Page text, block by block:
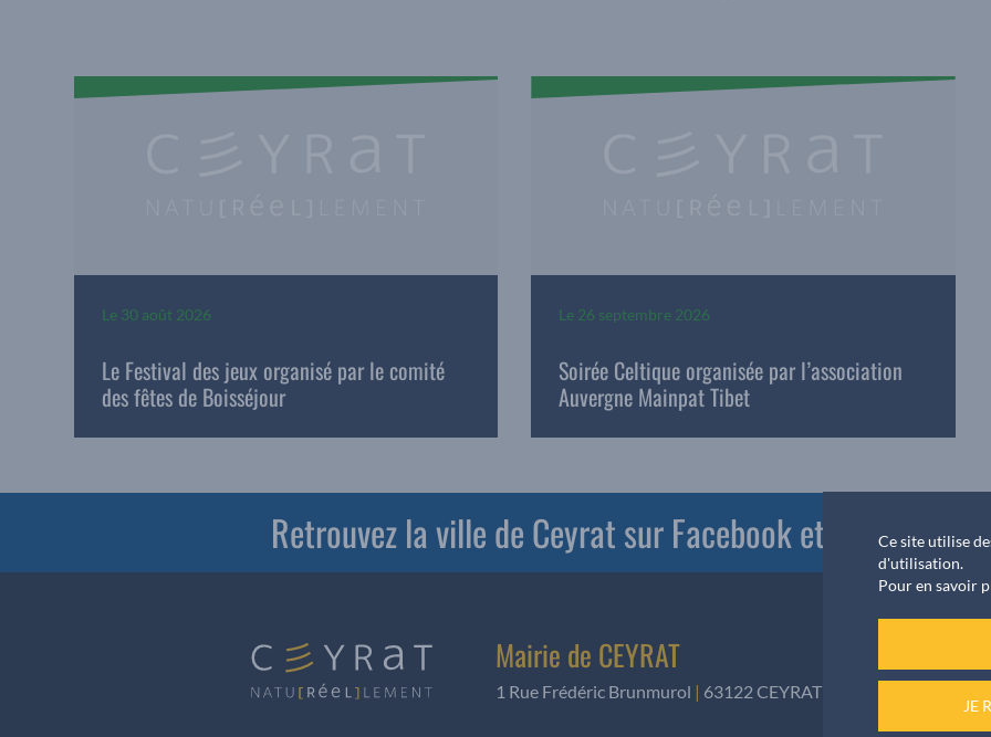
Le 30 août 2026
Le Festival des jeux organisé par le comité
des fêtes de Boisséjour
Le 26 septembre 2026
Soirée Celtique organisée par l’association
Auvergne Mainpat Tibet
Retrouvez la ville de Ceyrat sur Facebook et
Mairie de CEYRAT
1 Rue Frédéric Brunmurol | 63122 CEYRAT
Ce site utilise
d'utilisation.
Pour en savoir
JE